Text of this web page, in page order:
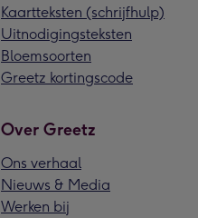
Kaartteksten (schrijfhulp)
Uitnodigingsteksten
Bloemsoorten
Greetz kortingscode
Over Greetz
Ons verhaal
Nieuws & Media
Werken bij